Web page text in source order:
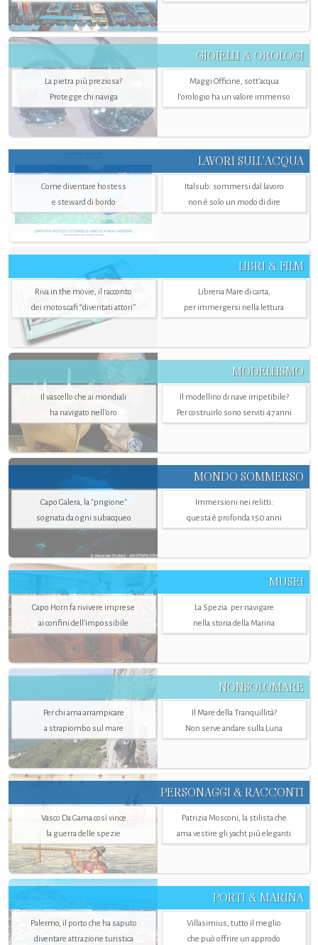
GIOIELLI & OROLOGI
La pietra più preziosa?
Protegge chi naviga
Maggi Officine, sott’acqua
l'orologio ha un valore immenso
LAVORI SULL’ACQUA
Come diventare hostess
e steward di bordo
Italsub: sommersi dal lavoro
non è solo un modo di dire
LIBRI & FILM
Riva in the movie, il racconto
dei motoscafi “diventati attori”
Libreria Mare di carta,
per immergersi nella lettura
MODELLISMO
Il vascello che ai mondiali
ha navigato nell’oro
Il modellino di nave irripetibile?
Per costruirlo sono serviti 47 anni
MONDO SOMMERSO
Capo Galera, la "prigione"
sognata da ogni subacqueo
Immersioni nei relitti:
questa è profonda 150 anni
MUSEI
Capo Horn fa rivivere imprese
ai confini dell’impossibile
La Spezia. per navigare
nella storia della Marina
NONSOLOMARE
Per chi ama arrampicare
a strapiombo sul mare
Il Mare della Tranquillità?
Non serve andare sulla Luna
PERSONAGGI & RACCONTI
Vasco Da Gama così vince
la guerra delle spezie
Patrizia Mosconi, la stilista che
ama vestire gli yacht più eleganti
PORTI & MARINA
Palermo, il porto che ha saputo
diventare attrazione turistica
Villasimius, tutto il meglio
che può offrire un approdo